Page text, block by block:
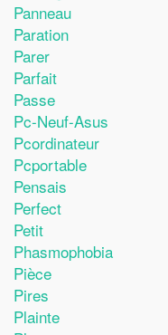
Panneau
Paration
Parer
Parfait
Passe
Pc-Neuf-Asus
Pcordinateur
Pcportable
Pensais
Perfect
Petit
Phasmophobia
Pièce
Pires
Plainte